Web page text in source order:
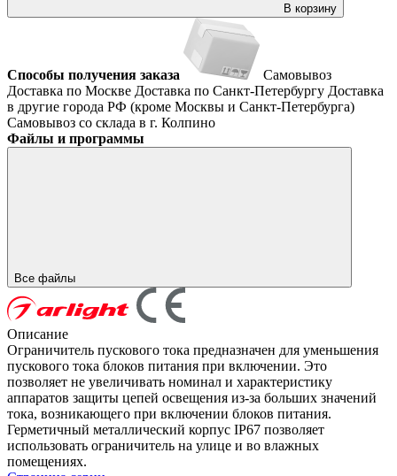
В корзину
Способы получения заказа
Самовывоз
Доставка по Москве Доставка по Санкт-Петербургу Доставка
в другие города РФ (кроме Москвы и Санкт-Петербурга)
Самовывоз со склада в г. Колпино
Файлы и программы
Все файлы
Описание
Ограничитель пускового тока предназначен для уменьшения
пускового тока блоков питания при включении. Это
позволяет не увеличивать номинал и характеристику
аппаратов защиты цепей освещения из-за больших значений
тока, возникающего при включении блоков питания.
Герметичный металлический корпус IP67 позволяет
использовать ограничитель на улице и во влажных
помещениях.